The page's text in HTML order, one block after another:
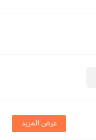
عرض المزيد